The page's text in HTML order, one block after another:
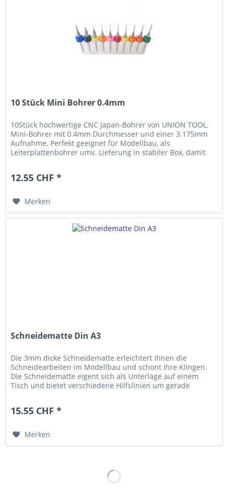
10 Stück Mini Bohrer 0.4mm
10Stück hochwertige CNC Japan-Bohrer von UNION TOOL.
Mini-Bohrer mit 0.4mm Durchmesser und einer 3.175mm
Aufnahme. Perfekt geeignet für Modellbau, als
Leiterplattenbohrer umv. Lieferung in stabiler Box, damit
12.55 CHF *
Merken
Schneidematte Din A3
Die 3mm dicke Schneidematte erleichtert Ihnen die
Schneidearbeiten im Modellbau und schont Ihre Klingen.
Die Schneidematte eigent sich als Unterlage auf einem
Tisch und bietet verschiedene Hilfslinien um gerade
15.55 CHF *
Merken